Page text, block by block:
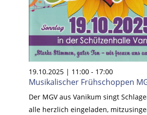
19.10.2025 | 11:00- 17:00
Musikalischer Frühschoppen
Der MGV aus Vanikum singt
alle herzlich eingeladen,